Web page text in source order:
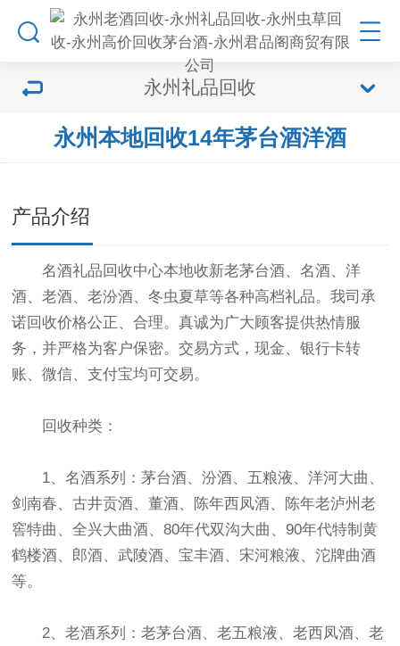
永州礼品回收
永州本地回收14年茅台酒洋酒
产品介绍
名酒礼品回收中心本地收新老茅台酒、名酒、洋
酒、老酒、老汾酒、冬虫夏草等各种高档礼品。我司承
诺回收价格公正、合理。真诚为广大顾客提供热情服
务，并严格为客户保密。交易方式，现金、银行卡转
账、微信、支付宝均可交易。
回收种类：
1、名酒系列：茅台酒、汾酒、五粮液、洋河大曲、
剑南春、古井贡酒、董酒、陈年西凤酒、陈年老泸州老
窖特曲、全兴大曲酒、80年代双沟大曲、90年代特制黄
鹤楼酒、郎酒、武陵酒、宝丰酒、宋河粮液、沱牌曲酒
等。
2、老酒系列：老茅台酒、老五粮液、老西凤酒、老